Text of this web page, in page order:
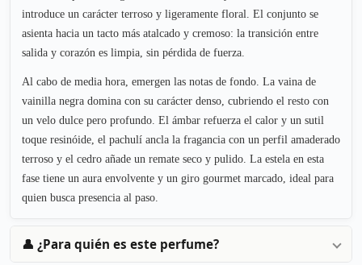
introduce un carácter terroso y ligeramente floral. El conjunto se
asienta hacia un tacto más atalcado y cremoso: la transición entre
salida y corazón es limpia, sin pérdida de fuerza.
Al cabo de media hora, emergen las notas de fondo. La vaina de
vainilla negra domina con su carácter denso, cubriendo el resto con
un velo dulce pero profundo. El ámbar refuerza el calor y un sutil
toque resinóide, el pachulí ancla la fragancia con un perfil amaderado
terroso y el cedro añade un remate seco y pulido. La estela en esta
fase tiene un aura envolvente y un giro gourmet marcado, ideal para
quien busca presencia al paso.
👤 ¿Para quién es este perfume?